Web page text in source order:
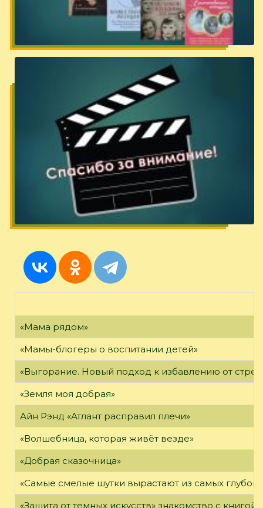
«Мама рядом»
«Мамы-блогеры о воспитании детей»
«Выгорание. Новый подход к избавлению от
«Земля моя добрая»
Айн Рэнд «Атлант расправил плечи»
«Волшебница, которая живёт везде»
«Добрая сказочница»
«Самые смелые шутки вырастают из самых
«Защита от темных искусств» знакомство с